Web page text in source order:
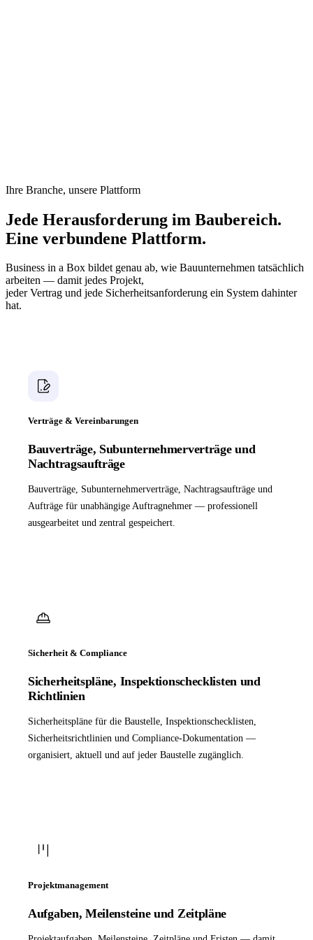
Ihre Branche, unsere Plattform
Jede Herausforderung im Baubereich.
Eine verbundene Plattform.
Business in a Box bildet genau ab, wie Bauunternehmen tatsächlich
arbeiten — damit jedes Projekt,
jeder Vertrag und jede Sicherheitsanforderung ein System dahinter
hat.
Verträge & Vereinbarungen
Bauverträge, Subunternehmerverträge und
Nachtragsaufträge
Bauverträge, Subunternehmerverträge, Nachtragsaufträge und
Aufträge für unabhängige Auftragnehmer — professionell
ausgearbeitet und zentral gespeichert.
Sicherheit & Compliance
Sicherheitspläne, Inspektionschecklisten und
Richtlinien
Sicherheitspläne für die Baustelle, Inspektionschecklisten,
Sicherheitsrichtlinien und Compliance-Dokumentation —
organisiert, aktuell und auf jeder Baustelle zugänglich.
Projektmanagement
Aufgaben, Meilensteine und Zeitpläne